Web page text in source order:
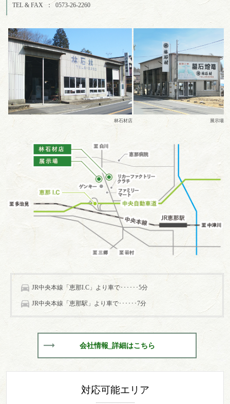
TEL & FAX
0573-26-2260
林石材店 展示場
JR中央本線「恵那I.C」より車で･･････5分
JR中央本線「恵那駅」より車で･･････7分
会社情報_詳細はこちら
対応可能エリア